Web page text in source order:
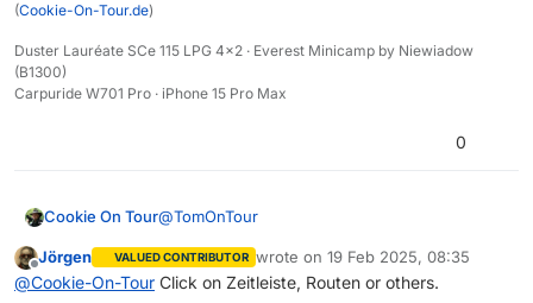
(Cookie-On-Tour.de)
Duster Lauréate SCe 115 LPG 4x2 · Everest Minicamp by Niewiadow
(B1300)
Carpuride W701 Pro · iPhone 15 Pro Max
0
Cookie On Tour@TomOnTour
Hello Tom,
Offline
Jörgen VALUED CONTRIBUTOR wrote on 19 Feb 2025, 08:35
last edited by
@Cookie-On-Tour Click on Zeitleiste, Routen or others.